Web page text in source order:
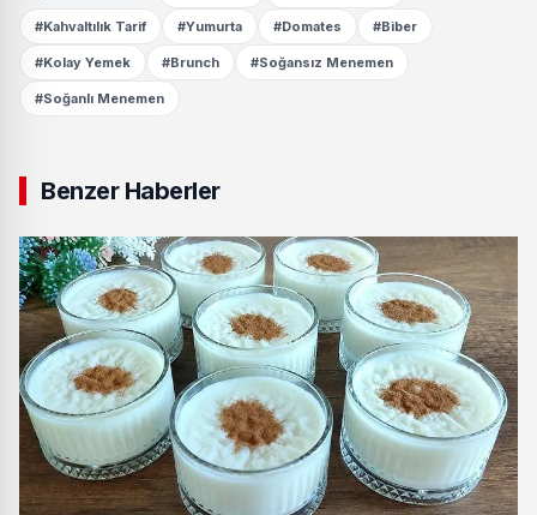
#Kahvaltılık Tarif #Yumurta #Domates #Biber
#Kolay Yemek #Brunch #Soğansız Menemen
#Soğanlı Menemen
Benzer Haberler